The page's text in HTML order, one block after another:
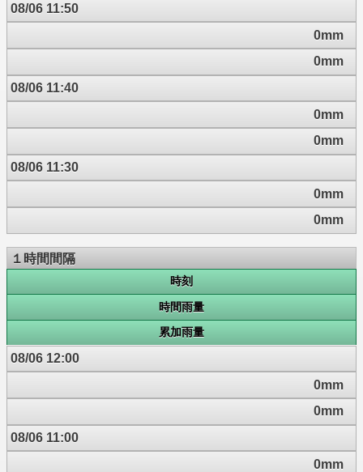
08/06 11:50
0mm
0mm
08/06 11:40
0mm
0mm
08/06 11:30
0mm
0mm
１時間間隔
時刻
時間雨量
累加雨量
08/06 12:00
0mm
0mm
08/06 11:00
0mm